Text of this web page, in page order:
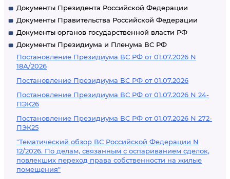
Документы Президента Российской Федерации
Документы Правительства Российской Федерации
Документы органов государственной власти РФ
Документы Президиума и Пленума ВС РФ
Постановление Президиума ВС РФ от 01.07.2026 N
18А/2026
Постановление Президиума ВС РФ от 01.07.2026
Постановление Президиума ВС РФ от 01.07.2026 N 24-
ПЭК26
Постановление Президиума ВС РФ от 01.07.2026 N 272-
ПЭК25
"Тематический обзор ВС Российской Федерации N
12/2026. По делам, связанным с оспариванием сделок,
повлекших переход права собственности на жилые
помещения"